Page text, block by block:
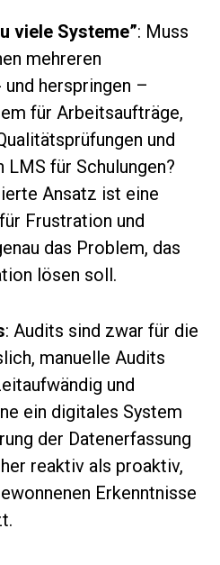
viele Systeme”: Muss
mehreren
herspringen –
für Arbeitsaufträge,
und
LMS für Schulungen?
Ansatz ist eine
Frustration und
das Problem, das
lösen soll.
: Audits sind zwar für die
manuelle Audits
und
ein digitales System
der Datenerfassung
reaktiv als proaktiv,
Erkenntnisse